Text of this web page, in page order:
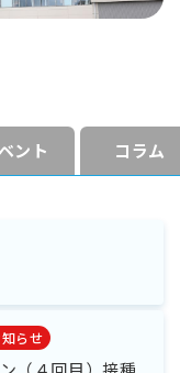
ント コラム
らせ